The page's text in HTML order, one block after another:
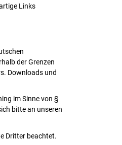
Links
der Grenzen
Downloads und
im Sinne von §
bitte an unseren
Dritter beachtet.